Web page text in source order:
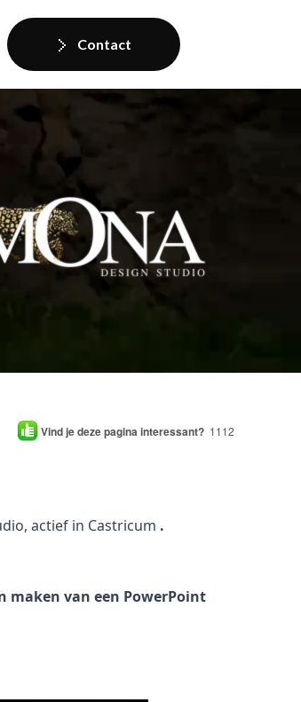
Contact
Vind je deze pagina interessant? 1112
actief in Castricum .
maken van een PowerPoint